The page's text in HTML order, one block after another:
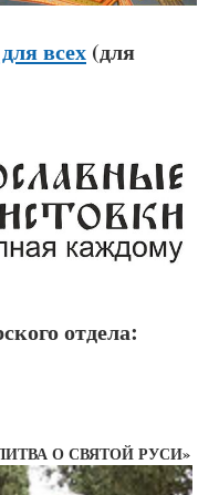
всех (для
отдела:
О СВЯТОЙ РУСИ»